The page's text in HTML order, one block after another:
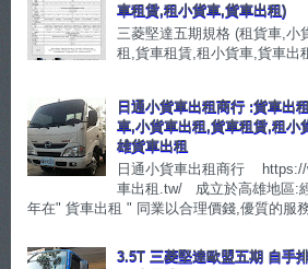
車租賃,租小貨車,貨車出租)
三菱堅達五期規格 (租貨車,小
租,貨車租賃,租小貨車,貨車出
日通小貨車出租商行 :貨車出
車,小貨車出租,貨車租賃,租小
雄貨車出租
日通小貨車出租商行 https://
車出租.tw/ 成立於高雄地區:
年在" 貨車出租 " 同業以合理價錢,優質的服
3.5T 三菱堅達歐盟五期 自手